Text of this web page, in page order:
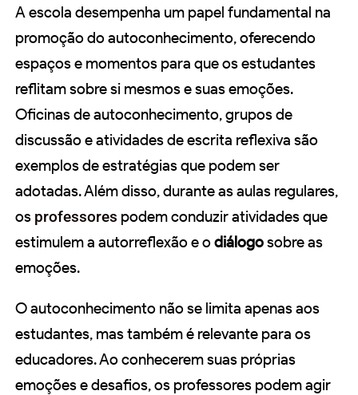
A escola desempenha um papel fundamental na
promoção do autoconhecimento, oferecendo
espaços e momentos para que os estudantes
reflitam sobre si mesmos e suas emoções.
Oficinas de autoconhecimento, grupos de
discussão e atividades de escrita reflexiva são
exemplos de estratégias que podem ser
adotadas. Além disso, durante as aulas regulares,
os professores podem conduzir atividades que
estimulem a autorreflexão e o diálogosobre as
emoções.
O autoconhecimento não se limita apenas aos
estudantes, mas também é relevante para os
educadores. Ao conhecerem suas próprias
emoções e desafios, os professores podem agir